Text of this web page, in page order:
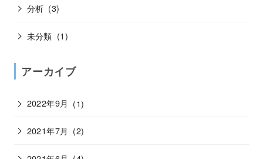
分析 (3)
未分類 (1)
アーカイブ
2022年9月 (1)
2021年7月 (2)